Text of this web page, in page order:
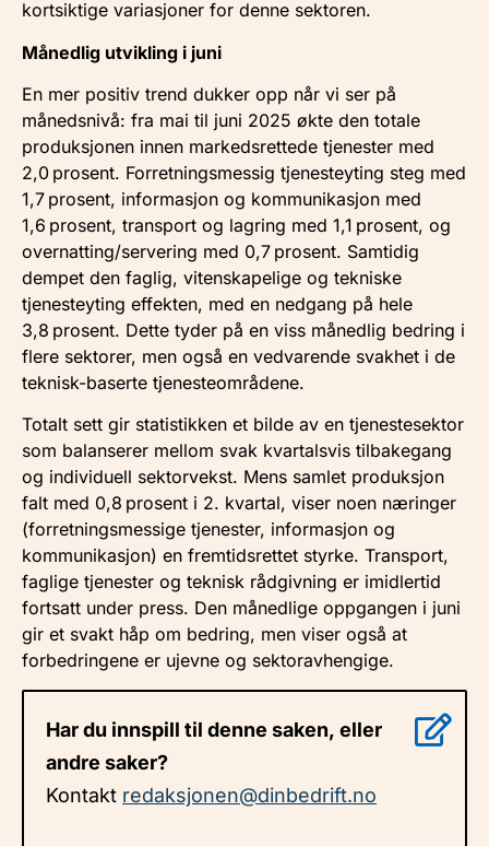
kortsiktige variasjoner for denne sektoren.
Månedlig utvikling i juni
En mer positiv trend dukker opp når vi ser på
månedsnivå: fra mai til juni 2025 økte den totale
produksjonen innen markedsrettede tjenester med
2,0 prosent. Forretningsmessig tjenesteyting steg med
1,7 prosent, informasjon og kommunikasjon med
1,6 prosent, transport og lagring med 1,1 prosent, og
overnatting/servering med 0,7 prosent. Samtidig
dempet den faglig, vitenskapelige og tekniske
tjenesteyting effekten, med en nedgang på hele
3,8 prosent. Dette tyder på en viss månedlig bedring i
flere sektorer, men også en vedvarende svakhet i de
teknisk-baserte tjenesteområdene.
Totalt sett gir statistikken et bilde av en tjenestesektor
som balanserer mellom svak kvartalsvis tilbakegang
og individuell sektorvekst. Mens samlet produksjon
falt med 0,8 prosent i 2. kvartal, viser noen næringer
(forretningsmessige tjenester, informasjon og
kommunikasjon) en fremtidsrettet styrke. Transport,
faglige tjenester og teknisk rådgivning er imidlertid
fortsatt under press. Den månedlige oppgangen i juni
gir et svakt håp om bedring, men viser også at
forbedringene er ujevne og sektoravhengige.
Har du innspill til denne saken, eller
andre saker?
Kontakt redaksjonen@dinbedrift.no